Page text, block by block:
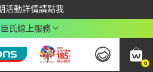
活動詳情請點我
app最高回饋$350
氏線上服務
0